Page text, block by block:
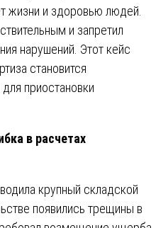
жизни и здоровью людей.
и запретил
нарушений. Этот кейс
становится
приостановки
в расчетах
крупный складской
появились трещины в